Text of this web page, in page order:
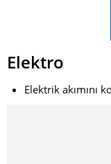
Elektro
Elektrik akımını